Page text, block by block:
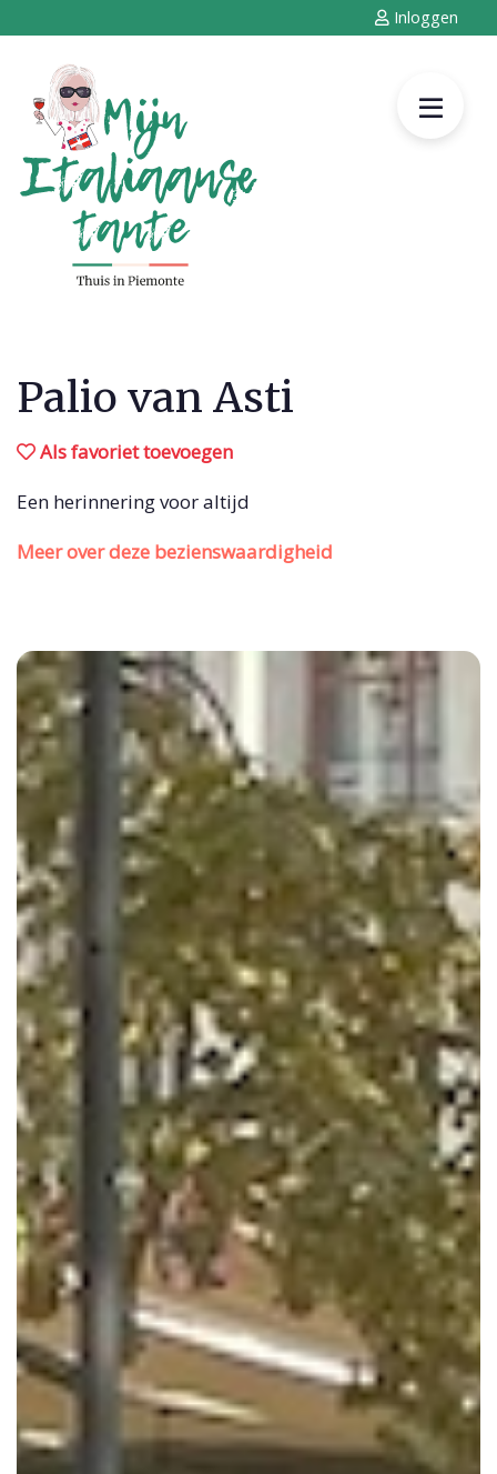
Inloggen
Palio van Asti
Als favoriet toevoegen
Een herinnering voor altijd
Meer over deze bezienswaardigheid